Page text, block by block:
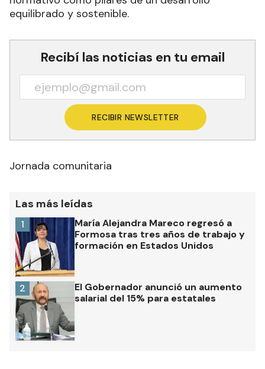
equilibrado y sostenible.
Recibí las noticias en tu email
RECIBIR NEWSLETTER
Jornada comunitaria
Las más leídas
María Alejandra Mareco regresó a
Formosa tras tres años de trabajo y
formación en Estados Unidos
1
El Gobernador anunció un aumento
salarial del 15% para estatales
2